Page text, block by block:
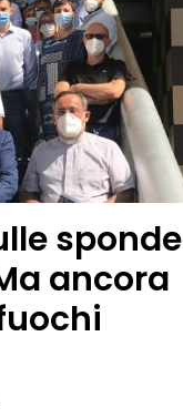
sponde
ancora